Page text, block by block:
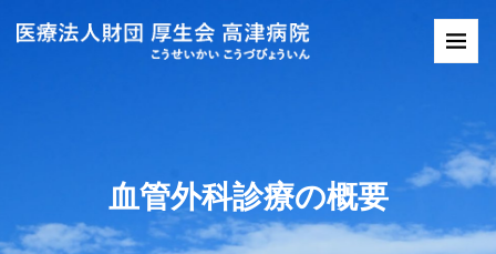
血管外科診療の概要